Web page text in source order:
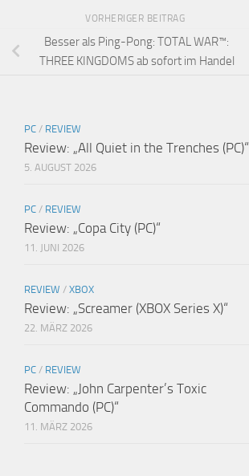
VORHERIGER BEITRAG
Besser als Ping-Pong: TOTAL WAR™:
THREE KINGDOMS ab sofort im Handel
PC / REVIEW
Review: „All Quiet in the Trenches (PC)“
5. AUGUST 2026
PC / REVIEW
Review: „Copa City (PC)“
11. JUNI 2026
REVIEW / XBOX
Review: „Screamer (XBOX Series X)“
22. MÄRZ 2026
PC / REVIEW
Review: „John Carpenter’s Toxic
Commando (PC)“
11. MÄRZ 2026